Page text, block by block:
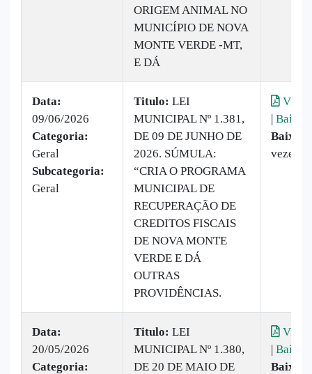
ORIGEM ANIMAL NO
MUNICÍPIO DE NOVA
MONTE VERDE -MT,
E DÁ
Data:
09/06/2026
Categoria:
Geral
Subcategoria:
Geral
Titulo: LEI
MUNICIPAL Nº 1.381,
DE 09 DE JUNHO DE
2026. SÚMULA:
“CRIA O PROGRAMA
MUNICIPAL DE
RECUPERAÇÃO DE
CREDITOS FISCAIS
DE NOVA MONTE
VERDE E DÁ
OUTRAS
PROVIDÊNCIAS.
| Baixar
vezes
Data:
20/05/2026
Categoria:
Titulo: LEI
MUNICIPAL Nº 1.380,
DE 20 DE MAIO DE
| Baixar